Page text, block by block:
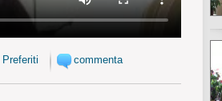
Preferiti commenta